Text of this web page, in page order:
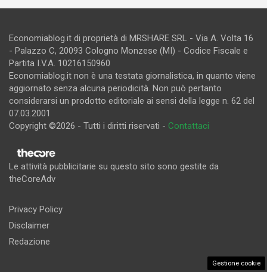
Economiablog.it di proprietà di MRSHARE SRL - Via A. Volta 16
- Palazzo C, 20093 Cologno Monzese (MI) - Codice Fiscale e
Partita I.V.A. 10216150960
Economiablog.it non è una testata giornalistica, in quanto viene
aggiornato senza alcuna periodicità. Non può pertanto
considerarsi un prodotto editoriale ai sensi della legge n. 62 del
07.03.2001
Copyright ©2026 - Tutti i diritti riservati - Contattaci
Le attività pubblicitarie su questo sito sono gestite da
theCoreAdv
Privacy Policy
Disclaimer
Redazione
Gestione cookie